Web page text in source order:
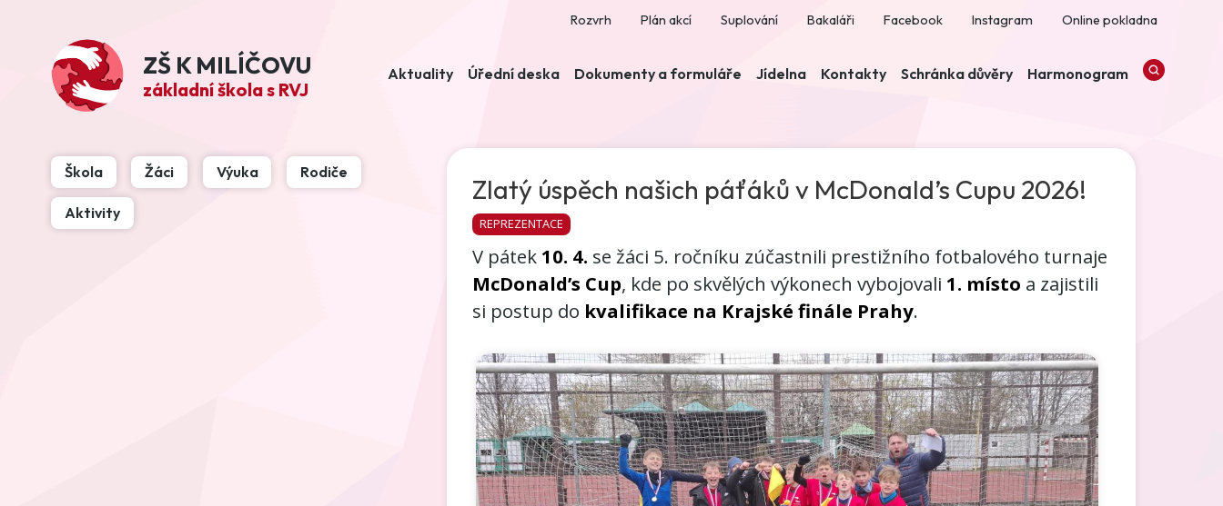
ZŠ K MILÍČOVU
základní škola s RVJ
Rozvrh Plán akcí Suplování Bakaláři Facebook Instagram Online pokladna
Aktuality Úřední deska Dokumenty a formuláře Jídelna Kontakty Schránka důvěry Harmonogram
Škola Žáci Výuka Rodiče
Aktivity
Zlatý úspěch našich páťáků v McDonald’s Cupu 2026!
REPREZENTACE
V pátek 10. 4. se žáci 5. ročníku zúčastnili prestižního fotbalového turnaje
McDonald’s Cup, kde po skvělých výkonech vybojovali 1. místo a zajistili
si postup do kvalifikace na Krajské finále Prahy.